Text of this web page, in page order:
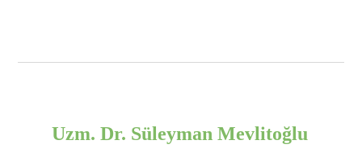
Uzm. Dr. Süleyman Mevlitoğlu